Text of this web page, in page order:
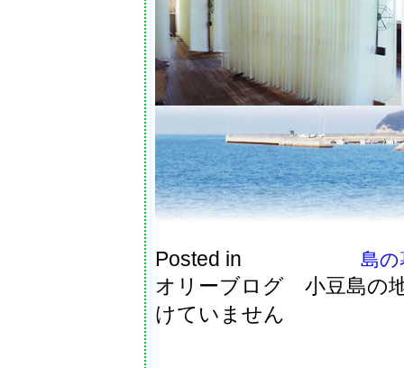
Posted in 島の暮
オリーブログ 小豆島の
けていません